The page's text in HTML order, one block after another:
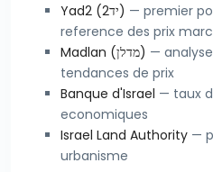
Yad2 (יד2) — premier
reference des prix
Madlan (מדלן) —
tendances de prix
Banque d'Israel — taux
economiques
Israel Land Authority —
urbanisme